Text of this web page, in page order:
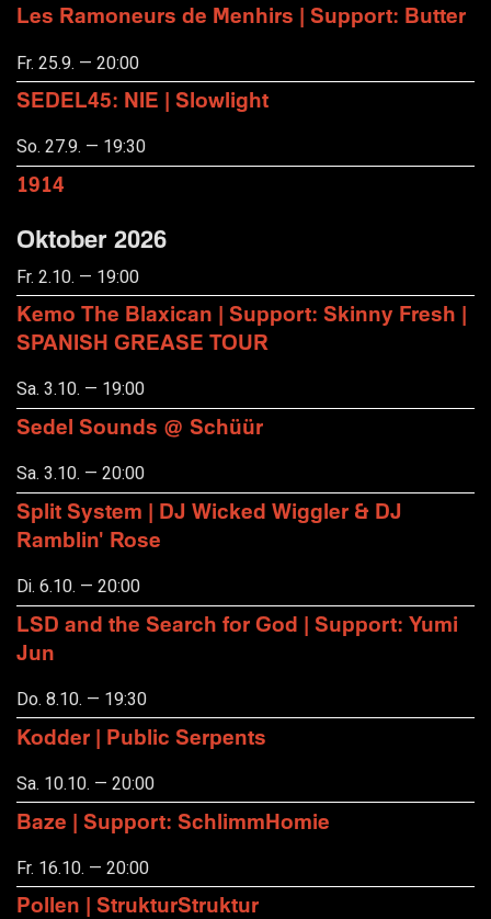
Les Ramoneurs de Menhirs | Support: Butter
Fr. 25.9. — 20:00
SEDEL45: NIE | Slowlight
So. 27.9. — 19:30
1914
Oktober 2026
Fr. 2.10. — 19:00
Kemo The Blaxican | Support: Skinny Fresh |
SPANISH GREASE TOUR
Sa. 3.10. — 19:00
Sedel Sounds @ Schüür
Sa. 3.10. — 20:00
Split System | DJ Wicked Wiggler & DJ
Ramblin' Rose
Di. 6.10. — 20:00
LSD and the Search for God | Support: Yumi
Jun
Do. 8.10. — 19:30
Kodder | Public Serpents
Sa. 10.10. — 20:00
Baze | Support: SchlimmHomie
Fr. 16.10. — 20:00
Pollen | StrukturStruktur